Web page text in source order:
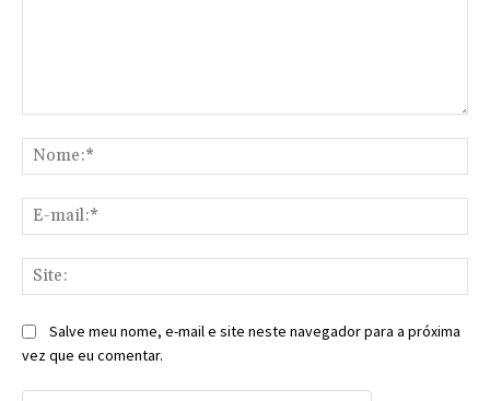
Salve meu nome, e-mail e site neste navegador para a próxima
vez que eu comentar.